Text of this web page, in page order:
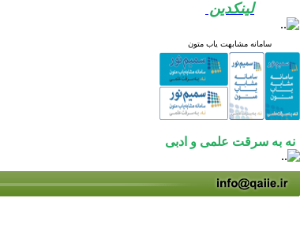
لینکدین
سامانه مشابهت یاب متون
نه به سرقت علمی و ادبی